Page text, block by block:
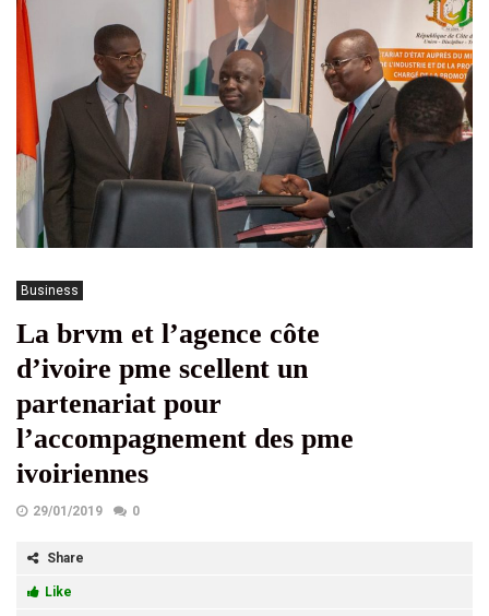
Business
La brvm et l’agence côte
d’ivoire pme scellent un
partenariat pour
l’accompagnement des pme
ivoiriennes
29/01/2019 0
Share
Like